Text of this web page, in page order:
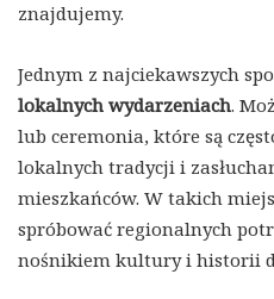
znajdujemy.
Jednym z najciekawszych
lokalnych wydarzeniach.
lub ceremonia, które są
lokalnych tradycji i
mieszkańców. W takich
spróbować regionalnych
nośnikiem kultury i historii